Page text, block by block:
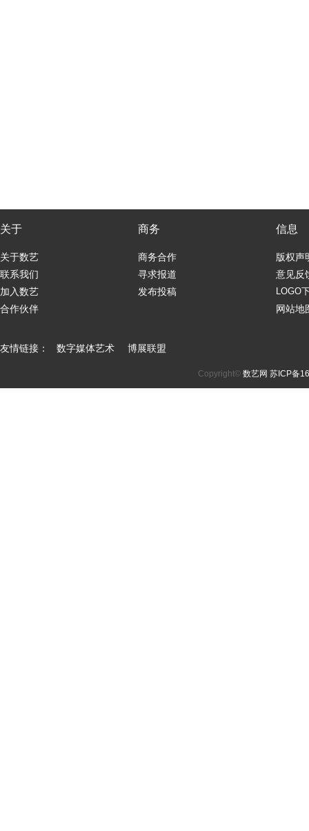
关于
关于数艺
联系我们
加入数艺
合作伙伴
商务
商务合作
寻求报道
发布投稿
信息
版权声
意见反
LOGO
网站地
友情链接： 数字媒体艺术 博展联盟
Copyright© 数艺网 苏ICP备